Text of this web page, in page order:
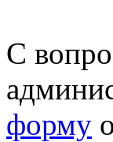
С
форму